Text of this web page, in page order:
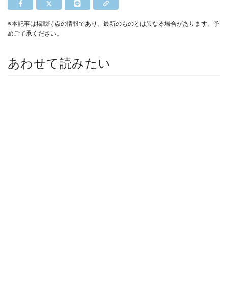
※本記事は掲載時点の情報であり、最新のものとは異なる場合があります。予
めご了承ください。
あわせて読みたい